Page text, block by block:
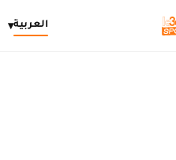
العربية▾